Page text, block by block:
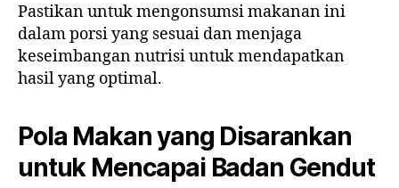
Pastikan untuk mengonsumsi makanan ini
dalam porsi yang sesuai dan menjaga
keseimbangan nutrisi untuk mendapatkan
hasil yang optimal.
Pola Makan yang Disarankan
untuk Mencapai Badan Gendut